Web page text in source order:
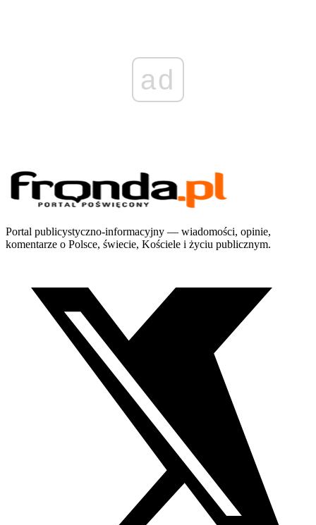
ad
Portal publicystyczno-informacyjny — wiadomości, opinie,
komentarze o Polsce, świecie, Kościele i życiu publicznym.